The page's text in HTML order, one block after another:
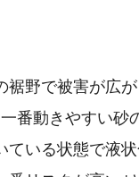
裾野で被害が広
番動きやすい砂
ている状態で液